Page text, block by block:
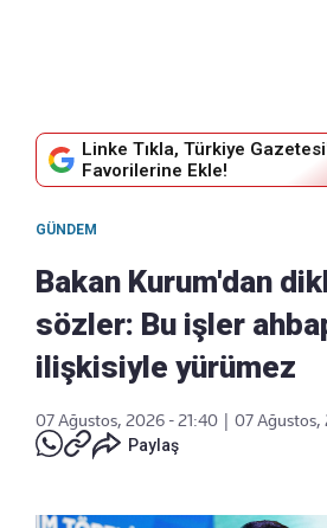
Linke Tıkla, Türkiye
Favorilerine Ekle!
GÜNDEM
Bakan Kurum'dan
sözler: Bu işler
ilişkisiyle yürümez
07 Ağustos, 2026 - 21:40
07 Ağustos,
Paylaş